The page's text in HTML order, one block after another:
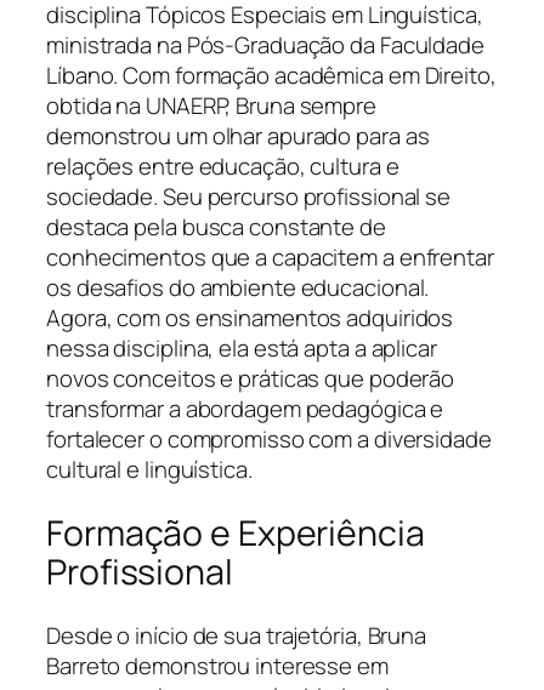
disciplina Tópicos Especiais em Linguística,
ministrada na Pós-Graduação da Faculdade
Líbano. Com formação acadêmica em Direito,
obtida na UNAERP, Bruna sempre
demonstrou um olhar apurado para as
relações entre educação, cultura e
sociedade. Seu percurso profissional se
destaca pela busca constante de
conhecimentos que a capacitem a enfrentar
os desafios do ambiente educacional.
Agora, com os ensinamentos adquiridos
nessa disciplina, ela está apta a aplicar
novos conceitos e práticas que poderão
transformar a abordagem pedagógica e
fortalecer o compromisso com a diversidade
cultural e linguística.
Formação e Experiência
Profissional
Desde o início de sua trajetória, Bruna
Barreto demonstrou interesse em